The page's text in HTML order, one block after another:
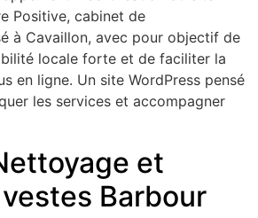
Positive, cabinet de
à Cavaillon, avec pour objectif de
locale forte et de faciliter la
en ligne. Un site WordPress pensé
les services et accompagner
et
Barbour